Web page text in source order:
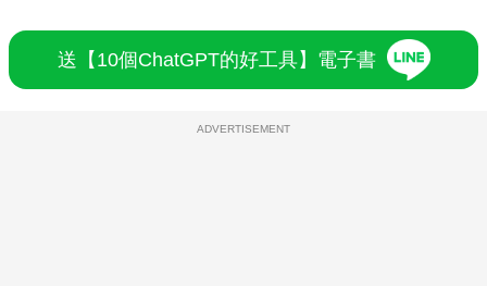
送【10個ChatGPT的好工具】電子書
ADVERTISEMENT